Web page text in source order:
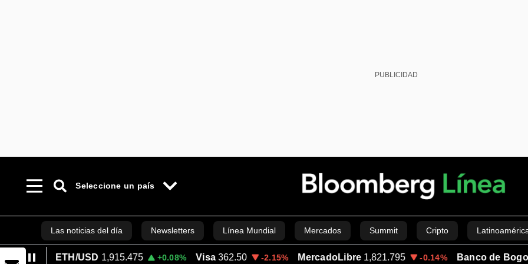
PUBLICIDAD
Seleccione un país
Las noticias del día Newsletters Línea Mundial Mercados Summit Cripto
Podcasts Bloomberg Green Economía Estilo de vida Mundo
ETH/USD 1,915.475 +0.08% Visa 362.50 -2.15% MercadoLibre 1,821.795 -0.14% Banco de Bogota